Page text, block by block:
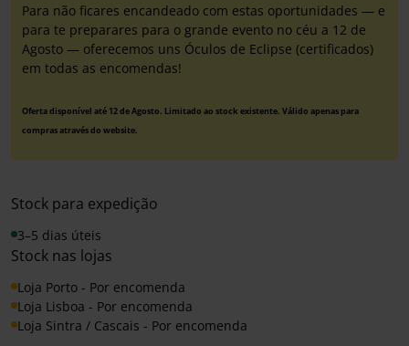
Para não ficares encandeado com estas oportunidades — e
para te preparares para o grande evento no céu a 12 de
Agosto — oferecemos uns Óculos de Eclipse (certificados)
em todas as encomendas!
Oferta disponível até 12 de Agosto. Limitado ao stock existente. Válido apenas para
compras através do website.
Stock para expedição
3–5 dias úteis
Stock nas lojas
Loja Porto - Por encomenda
Loja Lisboa - Por encomenda
Loja Sintra / Cascais - Por encomenda